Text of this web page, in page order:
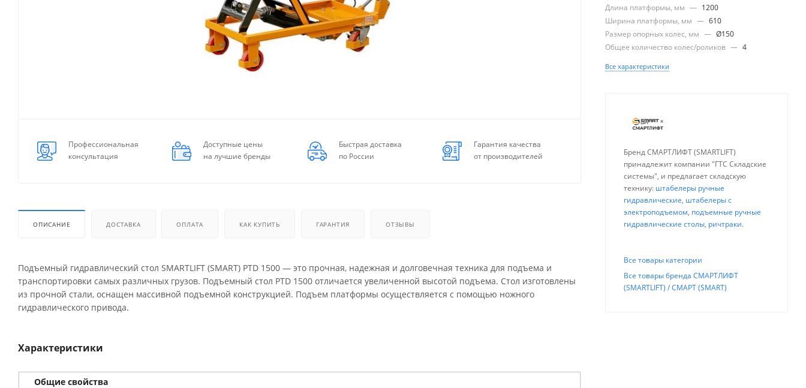
Профессиональная
консультация
Доступные цены
на лучшие бренды
Быстрая доставка
по России
Гарантия качества
от производителей
ОПИСАНИЕ ДОСТАВКА ОПЛАТА КАК КУПИТЬ ГАРАНТИЯ ОТЗЫВЫ
Подъемный гидравлический стол SMARTLIFT (SMART) PTD 1500 — это прочная, надежная и долговечная техника для подъема и
транспортировки самых различных грузов. Подъемный стол PTD 1500 отличается увеличенной высотой подъема. Стол изготовлены
из прочной стали, оснащен массивной подъемной конструкцией. Подъем платформы осуществляется с помощью ножного
гидравлического привода.
Характеристики
Общие свойства
Длина платформы, мм — 1200
Ширина платформы, мм — 610
Размер опорных колес, мм — Ø150
Общее количество колес/роликов — 4
Все характеристики
Бренд СМАРТЛИФТ (SMARTLIFT)
принадлежит компании "ГТС Складские
системы", и предлагает складскую
технику: штабелеры ручные
гидравлические, штабелеры с
электроподъемом, подъемные ручные
гидравлические столы, ричтраки.
Все товары категории
Все товары бренда СМАРТЛИФТ
(SMARTLIFT) / СМАРТ (SMART)